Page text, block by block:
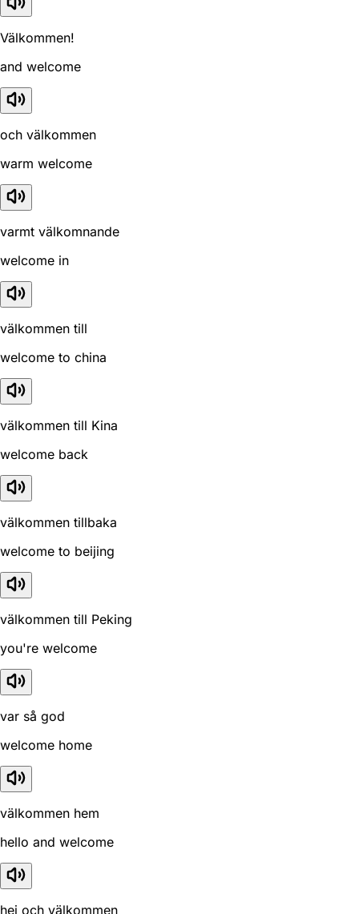
Välkommen!
and welcome
och välkommen
warm welcome
varmt välkomnande
welcome in
välkommen till
welcome to china
välkommen till Kina
welcome back
välkommen tillbaka
welcome to beijing
välkommen till Peking
you're welcome
var så god
welcome home
välkommen hem
hello and welcome
hej och välkommen